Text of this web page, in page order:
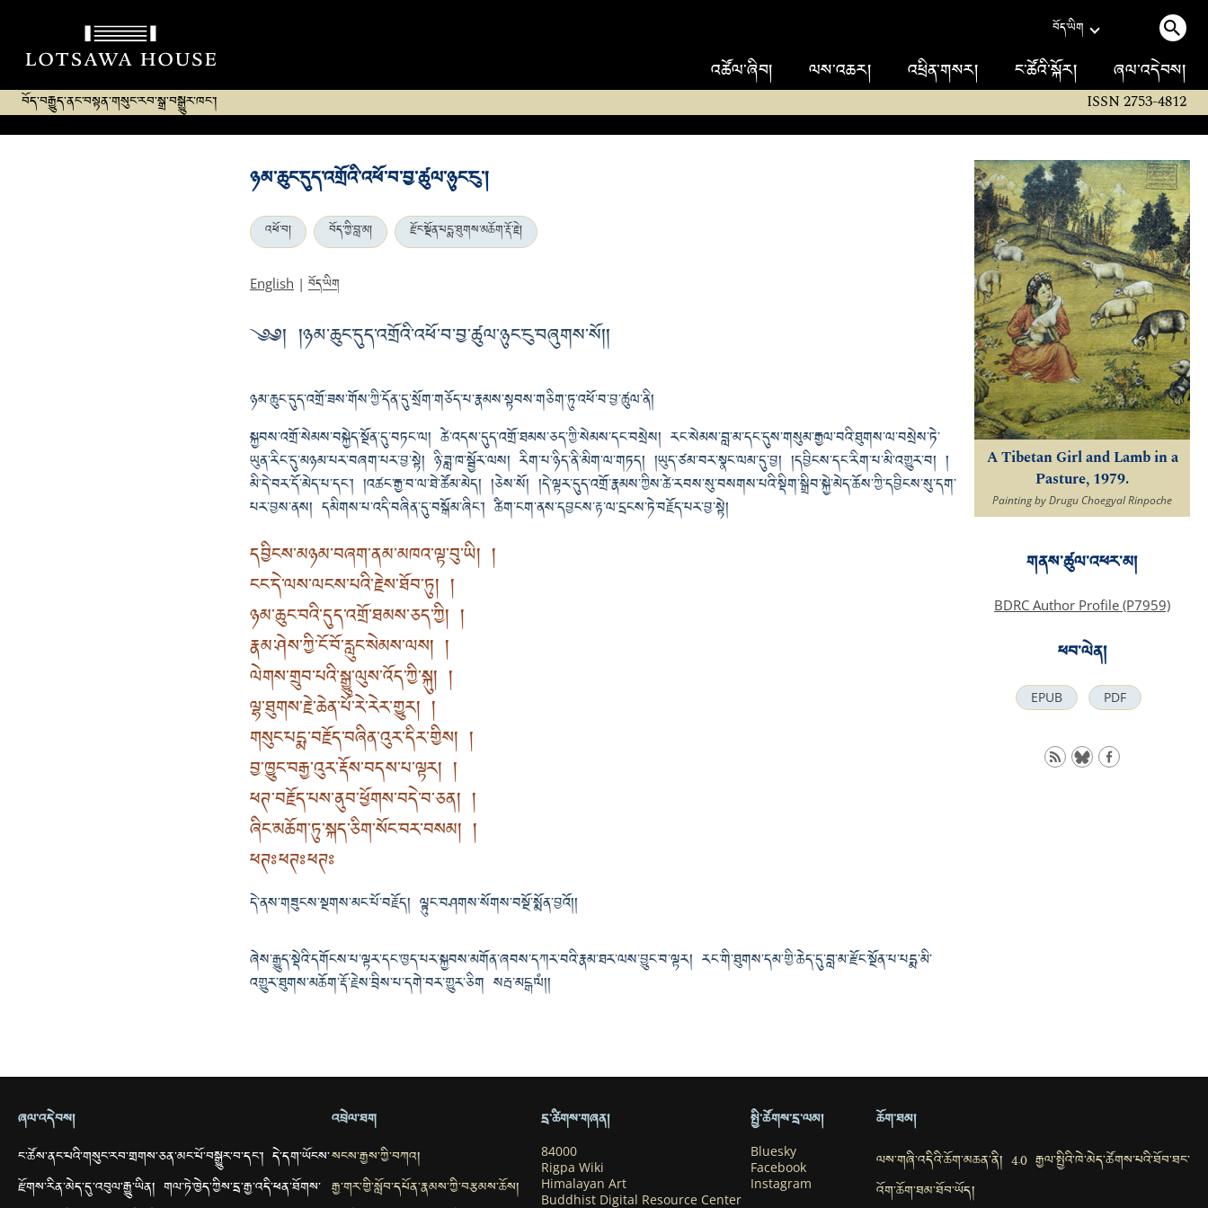
བོད་ཡིག
འཚོལ་ཞིབ། ལས་འཆར། འཕྲིན་གསར། ང་ཚོའི་སྐོར། ཞལ་འདེབས།
བོད་བརྒྱུད་ནང་བསྟན་གསུང་རབ་སྒྲ་བསྒྱུར་ཁང་། ISSN 2753-4812
ཉམ་ཆུང་དུད་འགྲོའི་འཕོ་བ་བྱ་ཚུལ་ཉུང་ངུ།
འཕོ་བ། བོད་ཀྱི་བླ་མ། རྫོང་སྔོན་པདྨ་ཐུགས་མཆོག་རྡོ་རྗེ།
English | བོད་ཡིག
༄༅། །ཉམ་ཆུང་དུད་འགྲོའི་འཕོ་བ་བྱ་ཚུལ་ཉུང་ངུ་བཞུགས་སོ།།
ཉམ་ཆུང་དུད་འགྲོ་ཟས་གོས་ཀྱི་དོན་དུ་སྲོག་གཅོད་པ་རྣམས་སྟབས་གཅིག་ཏུ་འཕོ་བ་བྱ་ཚུལ་ནི།
སྐྱབས་འགྲོ་སེམས་བསྐྱེད་སྔོན་དུ་བཏང་ལ། ཚེ་འདས་དུད་འགྲོ་ཐམས་ཅད་ཀྱི་སེམས་དང་བསྲེས། རང་སེམས་བླ་མ་དང་དུས་གསུམ་རྒྱལ་བའི་ཐུགས་ལ་བསྲེས་ཏེ་
ཡུན་རིང་དུ་མཉམ་པར་བཞག་པར་བྱ་སྟེ། ཉི་ཟླ་ཁ་སྦྱོར་ལས། རིག་པ་ཉིད་ནི་མིག་ལ་གཏད། །ཡུད་ཙམ་བར་སྣང་ལམ་དུ་བྱ། །དབྱིངས་དང་རིག་པ་མི་འགྱུར་བ། །
མི་དེ་བར་དོ་མེད་པ་དང་། །འཚང་རྒྱ་བ་ལ་ཐེ་ཚོམ་མེད། །ཅེས་སོ། །དེ་ལྟར་དུད་འགྲོ་རྣམས་ཀྱིས་ཚེ་རབས་སུ་བསགས་པའི་སྡིག་སྒྲིབ་སྐྱེ་མེད་ཆོས་ཀྱི་དབྱིངས་སུ་དག་
པར་བྱས་ནས། དམིགས་པ་འདི་བཞིན་དུ་བསྒོམ་ཞིང་། ཚིག་ངག་ནས་དབྱངས་རྟ་ལ་དྲངས་ཏེ་བརྗོད་པར་བྱ་སྟེ།
དབྱིངས་མཉམ་བཞག་ནམ་མཁའ་ལྟ་བུ་ཡི། །
ངང་དེ་ལས་ལངས་པའི་རྗེས་ཐོབ་ཏུ། །
ཉམ་ཆུང་བའི་དུད་འགྲོ་ཐམས་ཅད་ཀྱི། །
རྣམ་ཤེས་ཀྱི་ངོ་བོ་རླུང་སེམས་ལས། །
ལེགས་གྲུབ་པའི་སྒྱུ་ལུས་འོད་ཀྱི་སྐུ། །
ལྷ་ཐུགས་རྗེ་ཆེན་པོ་རེ་རེར་གྱུར། །
གསུང་པདྨ་བརྗོད་བཞིན་འུར་དིར་གྱིས། །
བྱ་ཁྱུང་བརྒྱ་འུར་རྡོས་བདས་པ་ལྟར། །
ཕཊ་བརྗོད་པས་ནུབ་ཕྱོགས་བདེ་བ་ཅན། །
ཞིང་མཆོག་ཏུ་སྐད་ཅིག་སོང་བར་བསམ། །
ཕཊཿཕཊཿཕཊཿ
དེ་ནས་གཟུངས་སྔགས་མང་པོ་བརྗོད། ལྟུང་བཤགས་སོགས་བསྔོ་སྨོན་བྱའོ།།
ཞེས་རྒྱུད་སྡེའི་དགོངས་པ་ལྟར་དང་ཁྱད་པར་སྐྱབས་མགོན་ཞབས་དཀར་བའི་རྣམ་ཐར་ལས་བྱུང་བ་ལྟར། རང་གི་ཐུགས་དམ་གྱི་ཆེད་དུ་བླ་མ་རྫོང་སྔོན་པ་པདྨ་མི་
འགྱུར་ཐུགས་མཆོག་རྡོ་རྗེས་བྲིས་པ་དགེ་བར་གྱུར་ཅིག སརྦ་མངྒ་ལཾ།།
A Tibetan Girl and Lamb in a
Pasture, 1979.
Painting by Drugu Choegyal Rinpoche
གནས་ཚུལ་འཕར་མ།
BDRC Author Profile (P7959)
ཕབ་ལེན།
EPUB PDF
ཞལ་འདེབས།
ང་ཚོས་ནང་པའི་གསུང་རབ་གྲགས་ཅན་མང་པོ་བསྒྱུར་བ་དང་། དེ་དག་ཡོངས་
རྫོགས་རིན་མེད་དུ་འབུལ་རྒྱུ་ཡིན། གལ་ཏེ་ཁྱེད་ཀྱིས་དྲ་རྒྱ་འདི་ཕན་ཐོགས་
འབྲེལ་ཐག
སངས་རྒྱས་ཀྱི་བཀའ།
རྒྱ་གར་གྱི་སློབ་དཔོན་རྣམས་ཀྱི་བརྩམས་ཆོས།
དྲ་ཚིགས་གཞན།
84000
Rigpa Wiki
Himalayan Art
Buddhist Digital Resource Center
སྤྱི་ཚོགས་དྲ་ལམ།
Bluesky
Facebook
Instagram
ཆོག་ཐམ།
ལས་གཞི་འདིའི་ཆོག་མཆན་ནི། 4.0 རྒྱལ་སྤྱིའི་ཁེ་མེད་ཚོགས་པའི་ཐོབ་ཐང་
འོག་ཆོག་ཐམ་ཐོབ་ཡོད།